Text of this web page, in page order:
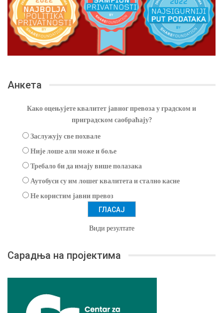
Анкета
Како оцењујете квалитет јавног превоза у градском и
приградском саобраћају?
Заслужују све похвале
Није лоше али може и боље
Требало би да имају више полазака
Аутобуси су им лошег квалитета и стално касне
Не користим јавни превоз
Види резултате
Сарадња на пројектима